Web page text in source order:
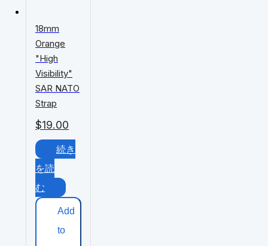
$19.00
18mm
Orange
"High
Visibility"
SAR NATO
Strap
続き
を読
む
Add
to